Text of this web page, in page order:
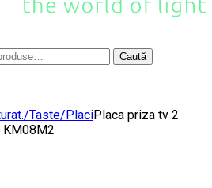
Caută
Taste/PlaciPlaca priza tv 2